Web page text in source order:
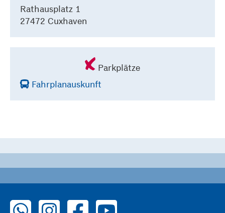
Rathausplatz 1
27472 Cuxhaven
Parkplätze
Fahrplanauskunft
zu WhatsAppzu Instagramzu Facebook
zu YouTube